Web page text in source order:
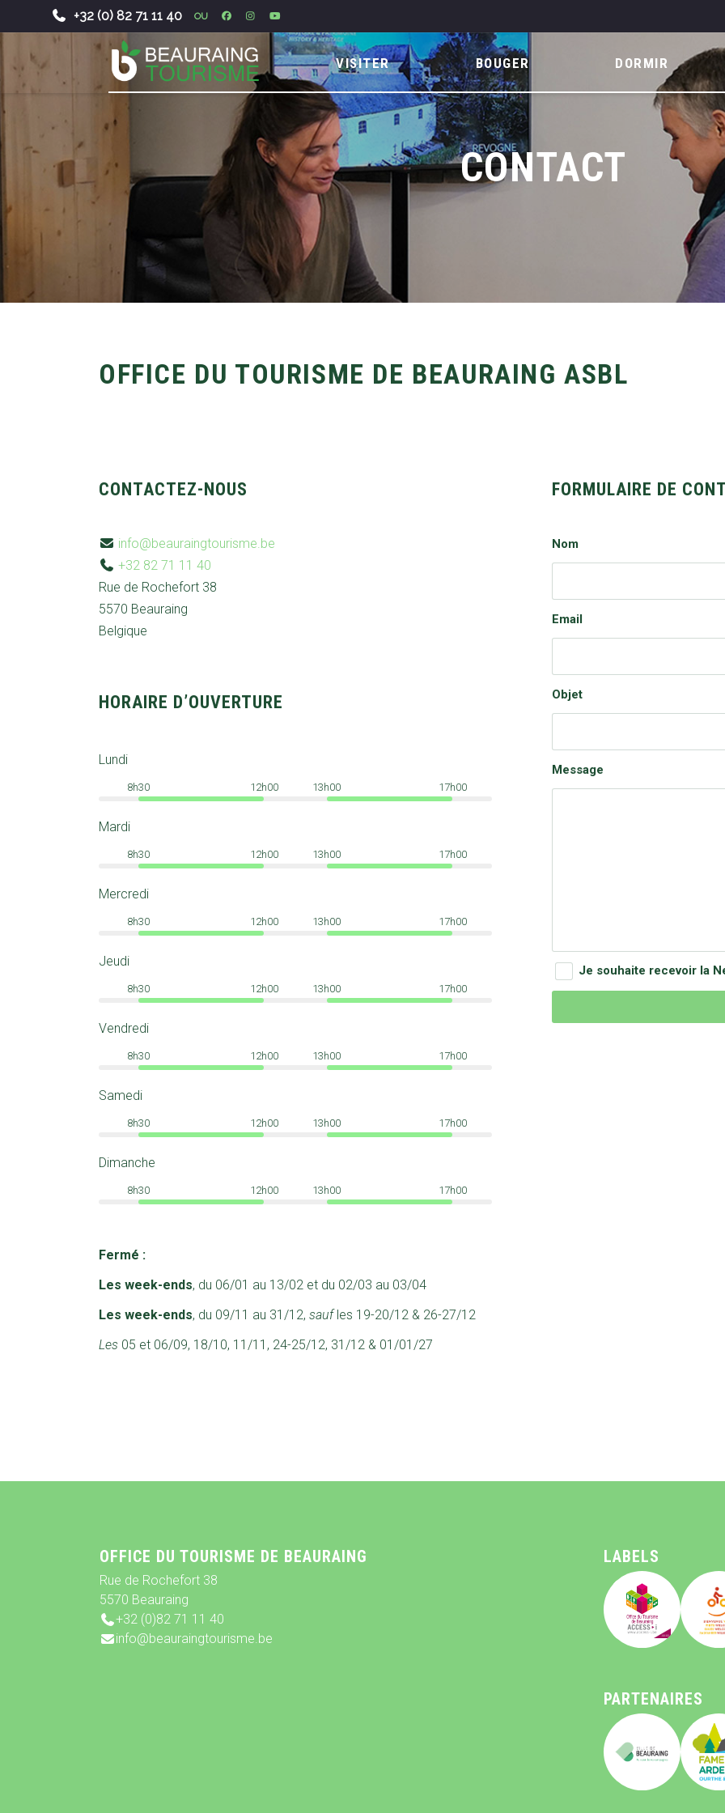
- VISITER BOUGER DORMIR
+32 (0) 82 71 11 40 OU
CONTACT
OFFICE DU TOURISME DE BEAURAING ASBL
CONTACTEZ-NOUS
info@beauraingtourisme.be
+32 82 71 11 40
Rue de Rochefort 38
5570 Beauraing
Belgique
HORAIRE D’OUVERTURE
Lundi
8h30 12h00 13h00 17h00
Mardi
8h30 12h00 13h00 17h00
Mercredi
8h30 12h00 13h00 17h00
Jeudi
8h30 12h00 13h00 17h00
Vendredi
8h30 12h00 13h00 17h00
Samedi
8h30 12h00 13h00 17h00
Dimanche
8h30 12h00 13h00 17h00
Fermé :
Les week-ends, du 06/01 au 13/02 et du 02/03 au 03/04
Les week-ends, du 09/11 au 31/12, saufles 19-20/12 & 26-27/12
Les 05 et 06/09, 18/10, 11/11, 24-25/12, 31/12 & 01/01/27
FORMULAIRE DE
Nom
Email
Objet
Message
Je souhaite recevoir la
OFFICE DU TOURISME DE BEAURAING
Rue de Rochefort 38
5570 Beauraing
+32 (0)82 71 11 40
info@beauraingtourisme.be
LABELS
PARTENAIRES